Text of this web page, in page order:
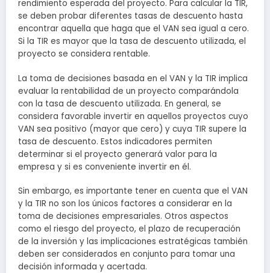
rendimiento esperada del proyecto. Para calcular la TIR,
se deben probar diferentes tasas de descuento hasta
encontrar aquella que haga que el VAN sea igual a cero.
Si la TIR es mayor que la tasa de descuento utilizada, el
proyecto se considera rentable.
La toma de decisiones basada en el VAN y la TIR implica
evaluar la rentabilidad de un proyecto comparándola
con la tasa de descuento utilizada. En general, se
considera favorable invertir en aquellos proyectos cuyo
VAN sea positivo (mayor que cero) y cuya TIR supere la
tasa de descuento. Estos indicadores permiten
determinar si el proyecto generará valor para la
empresa y si es conveniente invertir en él.
Sin embargo, es importante tener en cuenta que el VAN
y la TIR no son los únicos factores a considerar en la
toma de decisiones empresariales. Otros aspectos
como el riesgo del proyecto, el plazo de recuperación
de la inversión y las implicaciones estratégicas también
deben ser considerados en conjunto para tomar una
decisión informada y acertada.